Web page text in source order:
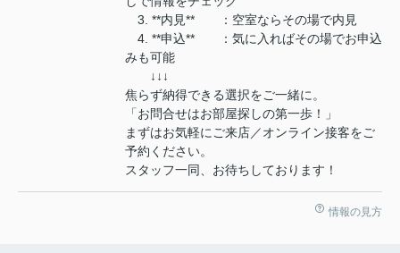
3. **内見** ：空室ならその場で内見
4. **申込** ：気に入ればその場でお申込
みも可能
↓↓↓
焦らず納得できる選択をご一緒に。
「お問合せはお部屋探しの第一歩！」
まずはお気軽にご来店／オンライン接客をご
予約ください。
スタッフ一同、お待ちしております！
情報の見方